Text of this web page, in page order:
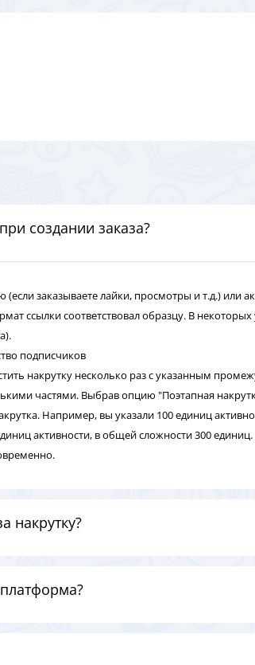
создании заказа?
заказываете лайки, просмотры и т.д.) или
ссылки соответствовал образцу. В
подписчиков
накрутку несколько раз с указанным
частями. Выбрав опцию "Поэтапная
Например, вы указали 100 единиц
активности, в общей сложности 300
накрутку?